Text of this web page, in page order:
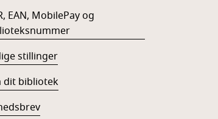
EAN, MobilePay og
stillinger
dit bibliotek